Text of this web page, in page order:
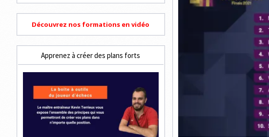
Découvrez nos formations en vidéo
Apprenez à créer des plans forts